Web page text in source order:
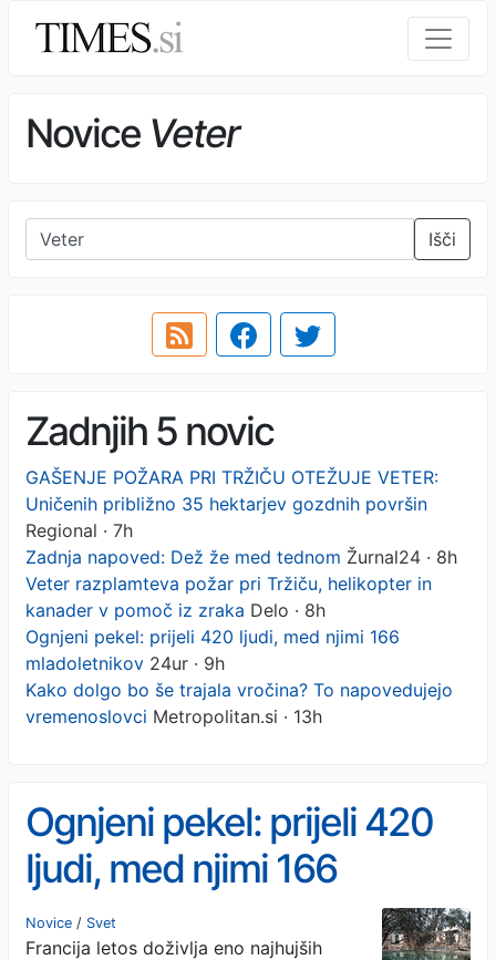
Novice Veter
Išči
Zadnjih 5 novic
GAŠENJE POŽARA PRI TRŽIČU OTEŽUJE VETER:
Uničenih približno 35 hektarjev gozdnih površin
Regional · 7h
Zadnja napoved: Dež že med tednom Žurnal24 · 8h
Veter razplamteva požar pri Tržiču, helikopter in
kanader v pomoč iz zraka Delo · 8h
Ognjeni pekel: prijeli 420 ljudi, med njimi 166
mladoletnikov 24ur · 9h
Kako dolgo bo še trajala vročina? To napovedujejo
vremenoslovci Metropolitan.si · 13h
Ognjeni pekel: prijeli 420
ljudi, med njimi 166
mladoletnikov
Novice / Svet
Francija letos doživlja eno najhujših